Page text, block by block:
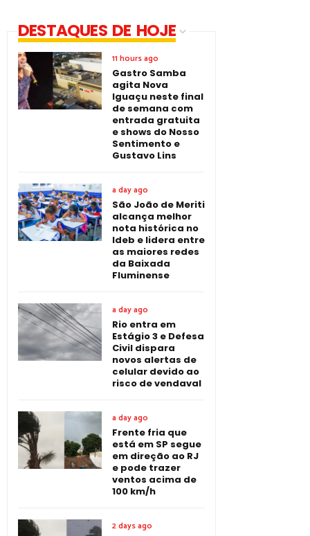
DESTAQUES DE HOJE
11 hours ago
Gastro Samba
agita Nova
Iguaçu neste final
de semana com
entrada gratuita
e shows do Nosso
Sentimento e
Gustavo Lins
a day ago
São João de Meriti
alcança melhor
nota histórica no
Ideb e lidera entre
as maiores redes
da Baixada
Fluminense
a day ago
Rio entra em
Estágio 3 e Defesa
Civil dispara
novos alertas de
celular devido ao
risco de vendaval
a day ago
Frente fria que
está em SP segue
em direção ao RJ
e pode trazer
ventos acima de
100 km/h
2 days ago